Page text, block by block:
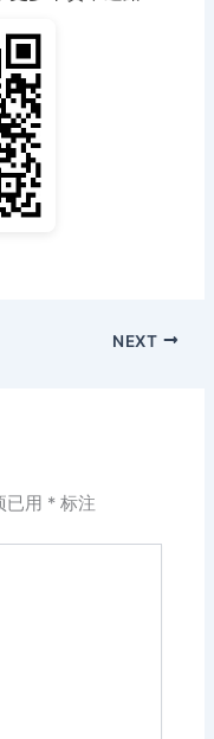
NEXT
已用 * 标注